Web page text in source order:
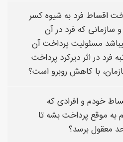
اقساط فرد به شیوه کسر
سازمانی که فرد در آن
مسئولیت پرداخت آن
فرد در اثر دیرکرد پرداخت
با کاهش روبرو است؟
خودم و افرادی که
موقع پرداخت بشه تا
حد معقول برسد؟